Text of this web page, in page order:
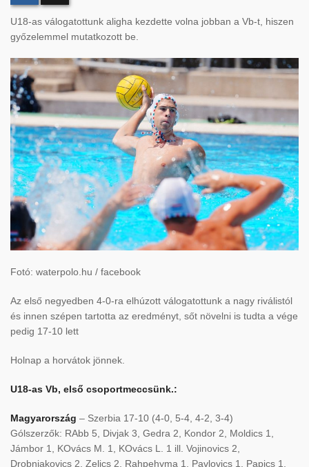
U18-as válogatottunk aligha kezdette volna jobban a Vb-t, hiszen
győzelemmel mutatkozott be.
Fotó: waterpolo.hu / facebook
Az első negyedben 4-0-ra elhúzott válogatottunk a nagy riválistól
és innen szépen tartotta az eredményt, sőt növelni is tudta a vége
pedig 17-10 lett
Holnap a horvátok jönnek.
U18-as Vb, első csoportmeccsünk.:
Magyarország – Szerbia 17-10 (4-0, 5-4, 4-2, 3-4)
Gólszerzők: RAbb 5, Divjak 3, Gedra 2, Kondor 2, Moldics 1,
Jámbor 1, KOvács M. 1, KOvács L. 1 ill. Vojinovics 2,
Drobnjakovics 2, Zelics 2, Rahpehyma 1, Pavlovics 1, Papics 1,